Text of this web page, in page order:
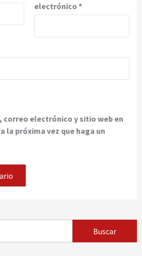
electrónico *
correo electrónico y sitio web en
la próxima vez que haga un